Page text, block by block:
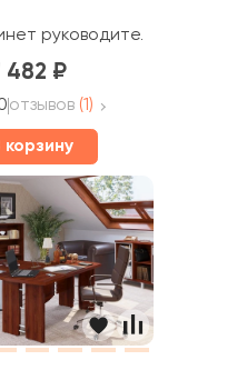
/ Quartz
руководителя Asti
482
отзывов (1)
корзину